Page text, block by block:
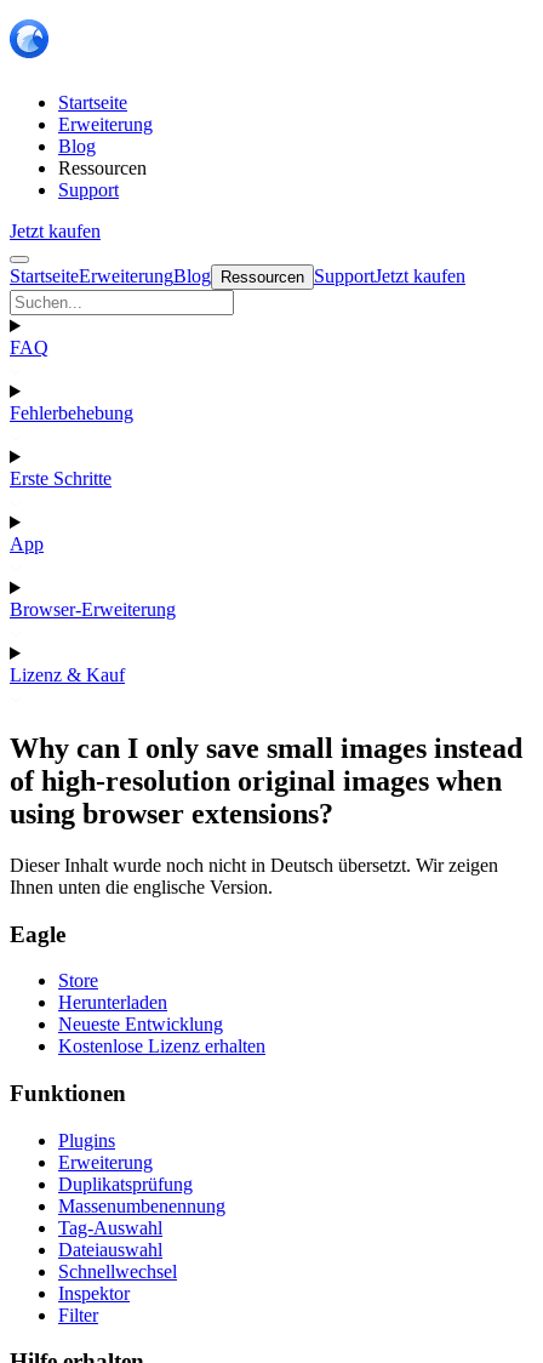
Startseite
Erweiterung
Blog
Ressourcen
Support
Jetzt kaufen
StartseiteErweiterungBlog Ressourcen SupportJetzt kaufen
FAQ
Fehlerbehebung
Erste Schritte
App
Browser-Erweiterung
Lizenz & Kauf
Why can I only save small images instead
of high-resolution original images when
using browser extensions?
Dieser Inhalt wurde noch nicht in Deutsch übersetzt. Wir zeigen
Ihnen unten die englische Version.
Eagle
Store
Herunterladen
Neueste Entwicklung
Kostenlose Lizenz erhalten
Funktionen
Plugins
Erweiterung
Duplikatsprüfung
Massenumbenennung
Tag-Auswahl
Dateiauswahl
Schnellwechsel
Inspektor
Filter